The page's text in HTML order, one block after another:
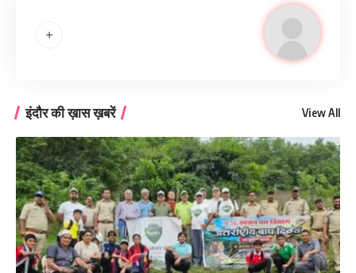
इंदौर की ख़ास ख़बरें View All